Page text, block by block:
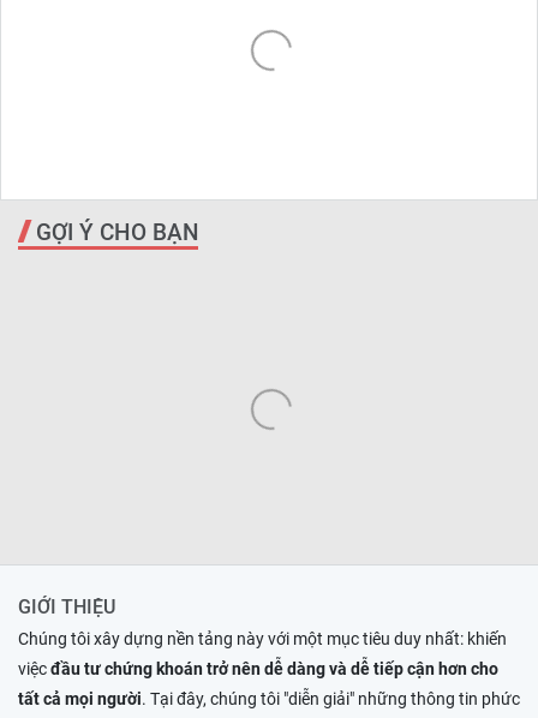
GỢI Ý CHO BẠN
GIỚI THIỆU
Chúng tôi xây dựng nền tảng này với một mục tiêu duy nhất: khiến
việcđầu tư chứng khoán trở nên dễ dàng và dễ tiếp cận hơn cho
tất cả mọi người. Tại đây, chúng tôi "diễn giải" những thông tin phức